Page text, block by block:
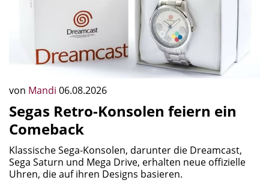
von Mandi 06.08.2026
Segas Retro-Konsolen feiern ein
Comeback
Klassische Sega-Konsolen, darunter die Dreamcast,
Sega Saturn und Mega Drive, erhalten neue offizielle
Uhren, die auf ihren Designs basieren.